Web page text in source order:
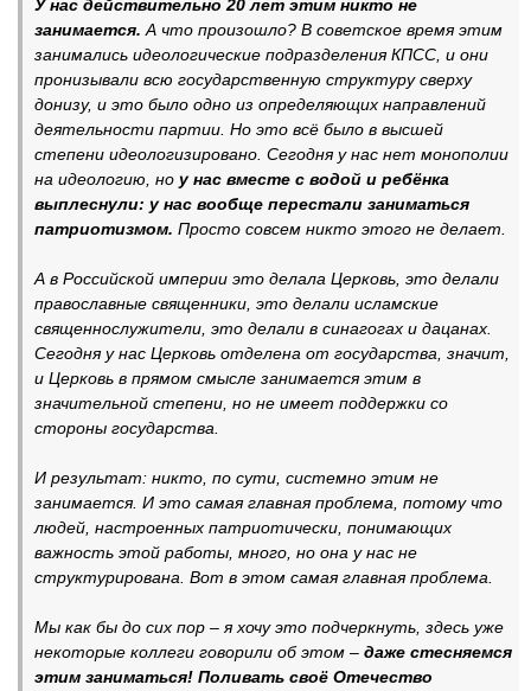
У нас действительно 20 лет этим никто не
занимается. А что произошло? В советское время этим
занимались идеологические подразделения КПСС, и они
пронизывали всю государственную структуру сверху
донизу, и это было одно из определяющих направлений
деятельности партии. Но это всё было в высшей
степени идеологизировано. Сегодня у нас нет монополии
на идеологию, но у нас вместе с водой и ребёнка
выплеснули: у нас вообще перестали заниматься
патриотизмом. Просто совсем никто этого не делает.
А в Российской империи это делала Церковь, это делали
православные священники, это делали исламские
священнослужители, это делали в синагогах и дацанах.
Сегодня у нас Церковь отделена от государства, значит,
и Церковь в прямом смысле занимается этим в
значительной степени, но не имеет поддержки со
стороны государства.
И результат: никто, по сути, системно этим не
занимается. И это самая главная проблема, потому что
людей, настроенных патриотически, понимающих
важность этой работы, много, но она у нас не
структурирована. Вот в этом самая главная проблема.
Мы как бы до сих пор – я хочу это подчеркнуть, здесь уже
некоторые коллеги говорили об этом – даже стесняемся
этим заниматься! Поливать своё Отечество